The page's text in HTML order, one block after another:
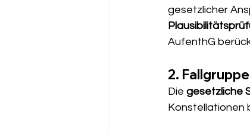
gesetzlicher
AufenthG
2.
Die gesetzliche
Konstellationen